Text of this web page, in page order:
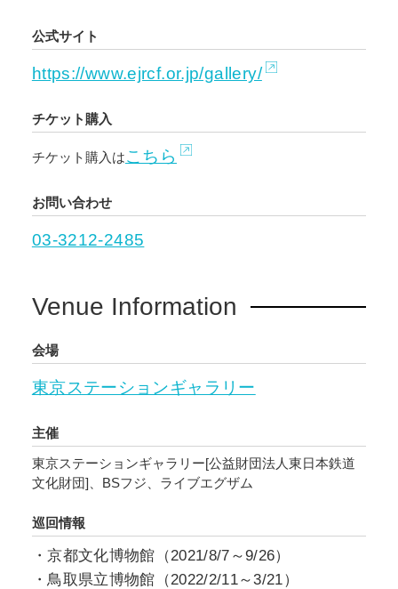
公式サイト
https://www.ejrcf.or.jp/gallery/
チケット購入
チケット購入はこちら
お問い合わせ
03-3212-2485
Venue Information
会場
東京ステーションギャラリー
主催
東京ステーションギャラリー[公益財団法人東日本鉄道
文化財団]、BSフジ、ライブエグザム
巡回情報
・京都文化博物館（2021/8/7～9/26）
・鳥取県立博物館（2022/2/11～3/21）